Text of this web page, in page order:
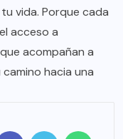
vida. Porque cada
acceso a
acompañan a
hacia una